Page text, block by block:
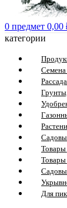
0 предмет 0,00
категории
Семена
Товары
Товары
Для